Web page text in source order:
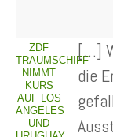
ZDF
TRAUMSCHIFF
NIMMT
KURS
AUF LOS
ANGELES
UND
[…]
die